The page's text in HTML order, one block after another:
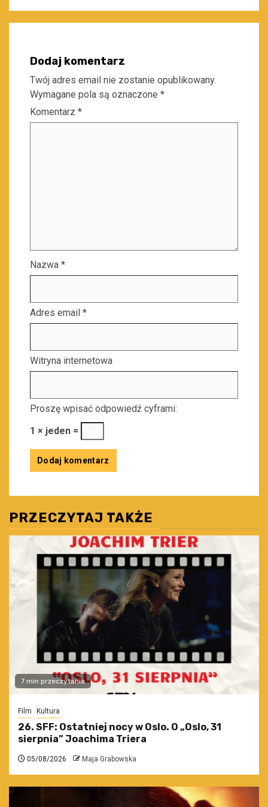
Dodaj komentarz
Twój adres email nie zostanie opublikowany.
Wymagane pola są oznaczone *
Komentarz *
Nazwa *
Adres email *
Witryna internetowa
Proszę wpisać odpowiedź cyframi:
1 × jeden =
PRZECZYTAJ TAKŻE
7 min przeczytania
Film Kultura
26. SFF: Ostatniej nocy w Oslo. O „Oslo, 31
sierpnia” Joachima Triera
05/08/2026 Maja Grabowska